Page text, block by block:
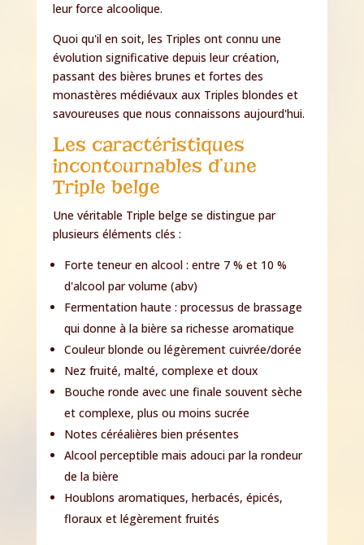
leur force alcoolique.
Quoi qu'il en soit, les Triples ont connu une
évolution significative depuis leur création,
passant des bières brunes et fortes des
monastères médiévaux aux Triples blondes et
savoureuses que nous connaissons aujourd'hui.
Les caractéristiques
incontournables d’une
Triple belge
Une véritable Triple belge se distingue par
plusieurs éléments clés :
Forte teneur en alcool : entre 7 % et 10 %
d'alcool par volume (abv)
Fermentation haute : processus de brassage
qui donne à la bière sa richesse aromatique
Couleur blonde ou légèrement cuivrée/dorée
Nez fruité, malté, complexe et doux
Bouche ronde avec une finale souvent sèche
et complexe, plus ou moins sucrée
Notes céréalières bien présentes
Alcool perceptible mais adouci par la rondeur
de la bière
Houblons aromatiques, herbacés, épicés,
floraux et légèrement fruités